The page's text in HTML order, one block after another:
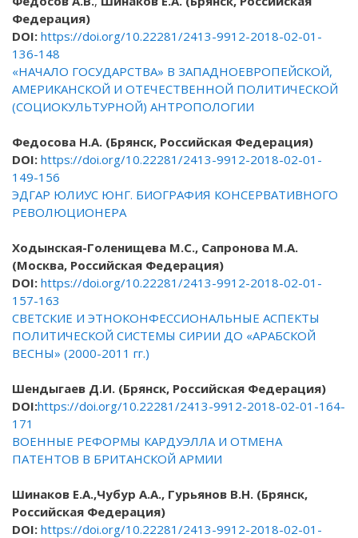
Федерация)
DOI: https://doi.org/10.22281/2413-9912-2018-02-01-
136-148
«НАЧАЛО ГОСУДАРСТВА» В ЗАПАДНОЕВРОПЕЙСКОЙ,
АМЕРИКАНСКОЙ И ОТЕЧЕСТВЕННОЙ ПОЛИТИЧЕСКОЙ
(СОЦИОКУЛЬТУРНОЙ) АНТРОПОЛОГИИ
Федосова Н.А. (Брянск, Российская Федерация)
DOI: https://doi.org/10.22281/2413-9912-2018-02-01-
149-156
ЭДГАР ЮЛИУС ЮНГ. БИОГРАФИЯ КОНСЕРВАТИВНОГО
РЕВОЛЮЦИОНЕРА
Ходынская-Голенищева М.С., Сапронова М.А.
(Москва, Российская Федерация)
DOI: https://doi.org/10.22281/2413-9912-2018-02-01-
157-163
СВЕТСКИЕ И ЭТНОКОНФЕССИОНАЛЬНЫЕ АСПЕКТЫ
ПОЛИТИЧЕСКОЙ СИСТЕМЫ СИРИИ ДО «АРАБСКОЙ
ВЕСНЫ» (2000-2011 гг.)
Шендыгаев Д.И. (Брянск, Российская Федерация)
DOI:https://doi.org/10.22281/2413-9912-2018-02-01-164-
171
ВОЕННЫЕ РЕФОРМЫ КАРДУЭЛЛА И ОТМЕНА
ПАТЕНТОВ В БРИТАНСКОЙ АРМИИ
Шинаков Е.А.,Чубур А.А., Гурьянов В.Н. (Брянск,
Российская Федерация)
DOI: https://doi.org/10.22281/2413-9912-2018-02-01-